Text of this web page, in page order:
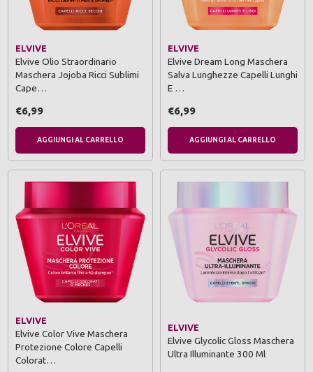
ELVIVE
Elvive Olio Straordinario
Maschera Jojoba Ricci Sublimi
Cape…
€6,99
AGGIUNGI AL CARRELLO
ELVIVE
Elvive Dream Long Maschera
Salva Lunghezze Capelli Lunghi
E …
€6,99
AGGIUNGI AL CARRELLO
ELVIVE
Elvive Color Vive Maschera
Protezione Colore Capelli
Colorat…
ELVIVE
Elvive Glycolic Gloss Maschera
Ultra Illuminante 300 Ml